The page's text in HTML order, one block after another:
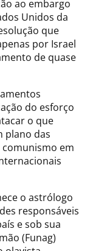
ao embargo
Unidos da
que
por Israel
de quase
do esforço
o que
plano das
em
o astrólogo
responsáveis
e sob sua
(Funag)